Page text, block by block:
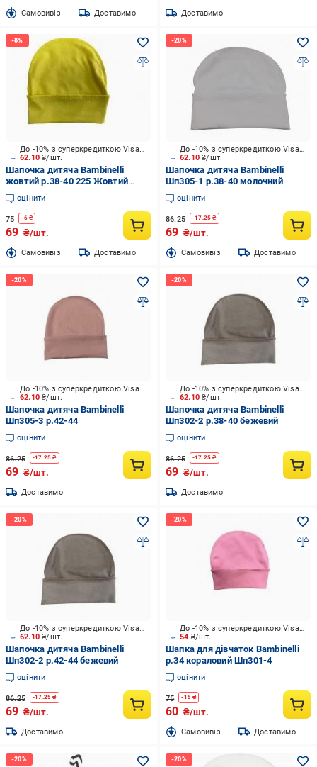
Cамовивіз Доставимо Доставимо
62.10₴/шт.
До -10% з суперкредиткою Visa Вигода
Шапочка дитяча Bambinelli
жовтий р.38-40 225 Жовтий
Шп301-7
оцінити
75 -6₴
69 ₴/шт.
Cамовивіз Доставимо
62.10₴/шт.
До -10% з суперкредиткою Visa Вигода
Шапочка дитяча Bambinelli
Шп305-1 р.38-40 молочний
оцінити
86.25 -17.25 ₴
69 ₴/шт.
Cамовивіз Доставимо
62.10₴/шт.
До -10% з суперкредиткою Visa Вигода
Шапочка дитяча Bambinelli
Шп305-3 р.42-44
оцінити
86.25 -17.25 ₴
69 ₴/шт.
Доставимо
62.10₴/шт.
До -10% з суперкредиткою Visa Вигода
Шапочка дитяча Bambinelli
Шп302-2 р.38-40 бежевий
оцінити
86.25 -17.25 ₴
69 ₴/шт.
Доставимо
62.10₴/шт.
До -10% з суперкредиткою Visa Вигода
Шапочка дитяча Bambinelli
Шп302-2 р.42-44 бежевий
оцінити
86.25 -17.25 ₴
69 ₴/шт.
Доставимо
54 ₴/шт.
До -10% з суперкредиткою Visa Вигода
Шапка для дівчаток Bambinelli
р.34 кораловий Шп301-4
оцінити
75 -15₴
60 ₴/шт.
Cамовивіз Доставимо